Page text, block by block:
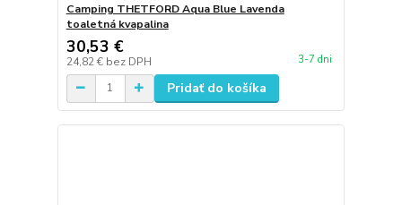
Camping THETFORD Aqua Blue Lavenda
toaletná kvapalina
30,53 €
24,82 € bez DPH 3-7 dni
Pridať do košíka